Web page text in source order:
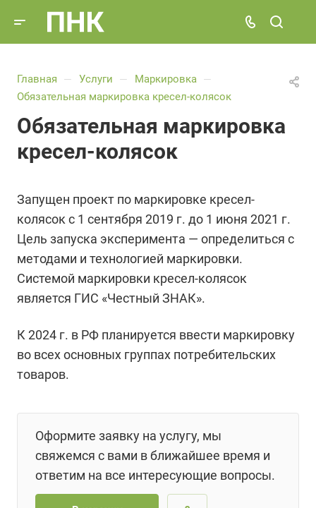
Главная — Услуги — Маркировка —
Обязательная маркировка кресел-колясок
Обязательная маркировка
кресел-колясок
Запущен проект по маркировке кресел-
колясок с 1 сентября 2019 г. до 1 июня 2021 г.
Цель запуска эксперимента — определиться с
методами и технологией маркировки.
Системой маркировки кресел-колясок
является ГИС «Честный ЗНАК».
К 2024 г. в РФ планируется ввести маркировку
во всех основных группах потребительских
товаров.
Оформите заявку на услугу, мы
свяжемся с вами в ближайшее время и
ответим на все интересующие вопросы.